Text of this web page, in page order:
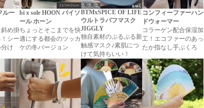
ルー
め掛
シー
け
bi x sole HOON バイソ
ール ホーン
ちょっとそこまでを快
適にする都会のツッカ
ケの冬バージョン
BTMxSPICE OF LIFE
ウルトラパフマスク
JIGGLY
独自素材のぷるぷる新
触感マスク♪素肌につ
けて気持ちいい！
コンフィーファーハン
ドウォーマー
コラーゲン配合保湿加
工！エコファーのあっ
たか指なし手ぶくろ